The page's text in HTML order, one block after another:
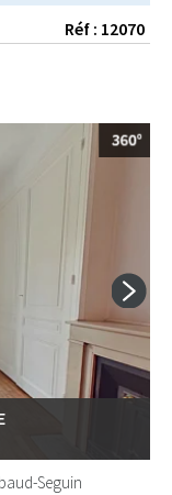
Réf : 12070
Seguin